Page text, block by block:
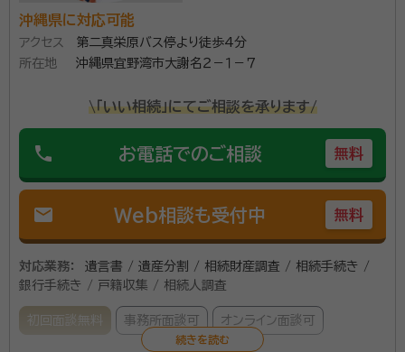
沖縄県に対応可能
アクセス
第二真栄原バス停より徒歩4分
所在地
沖縄県宜野湾市大謝名２－１－７
\「いい相続」にてご相談を承ります/
phone お電話でのご相談 無料
mail Web相談も受付中 無料
対応業務：
遺言書 / 遺産分割 / 相続財産調査 / 相続手続き /
銀行手続き / 戸籍収集 / 相続人調査
初回面談無料 事務所面談可 オンライン面談可